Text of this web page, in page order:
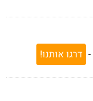
- דרגו אותנו!